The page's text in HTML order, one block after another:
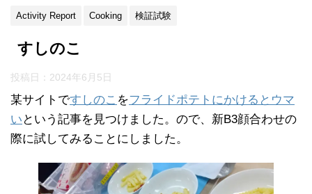
Activity Report Cooking 検証試験
すしのこ
投稿日： 2024年6月5日
某サイトですしのこ をフライドポテトにかけるとウマ
い という記事を見つけました。ので、新B3顔合わせの
際に試してみることにしました。